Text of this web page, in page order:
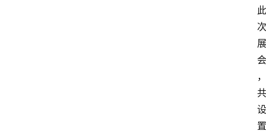
此
次
展
会
，
共
设
置